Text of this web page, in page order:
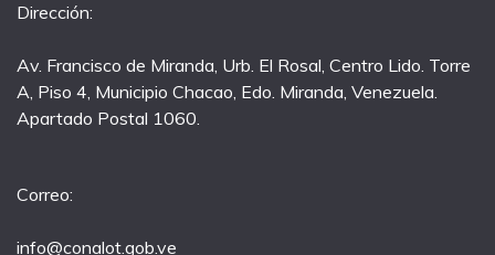
Dirección:
Av. Francisco de Miranda, Urb. El Rosal, Centro Lido. Torre
A, Piso 4, Municipio Chacao, Edo. Miranda, Venezuela.
Apartado Postal 1060.
Correo:
info@conalot.gob.ve